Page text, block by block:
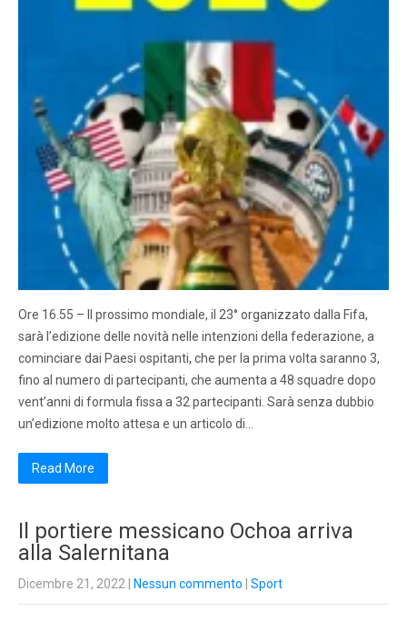
Ore 16.55 – Il prossimo mondiale, il 23° organizzato dalla Fifa,
sarà l’edizione delle novità nelle intenzioni della federazione, a
cominciare dai Paesi ospitanti, che per la prima volta saranno 3,
fino al numero di partecipanti, che aumenta a 48 squadre dopo
vent’anni di formula fissa a 32 partecipanti. Sarà senza dubbio
un’edizione molto attesa e un articolo di…
Read More
Il portiere messicano Ochoa arriva
alla Salernitana
Dicembre 21, 2022 Nessun commento Sport